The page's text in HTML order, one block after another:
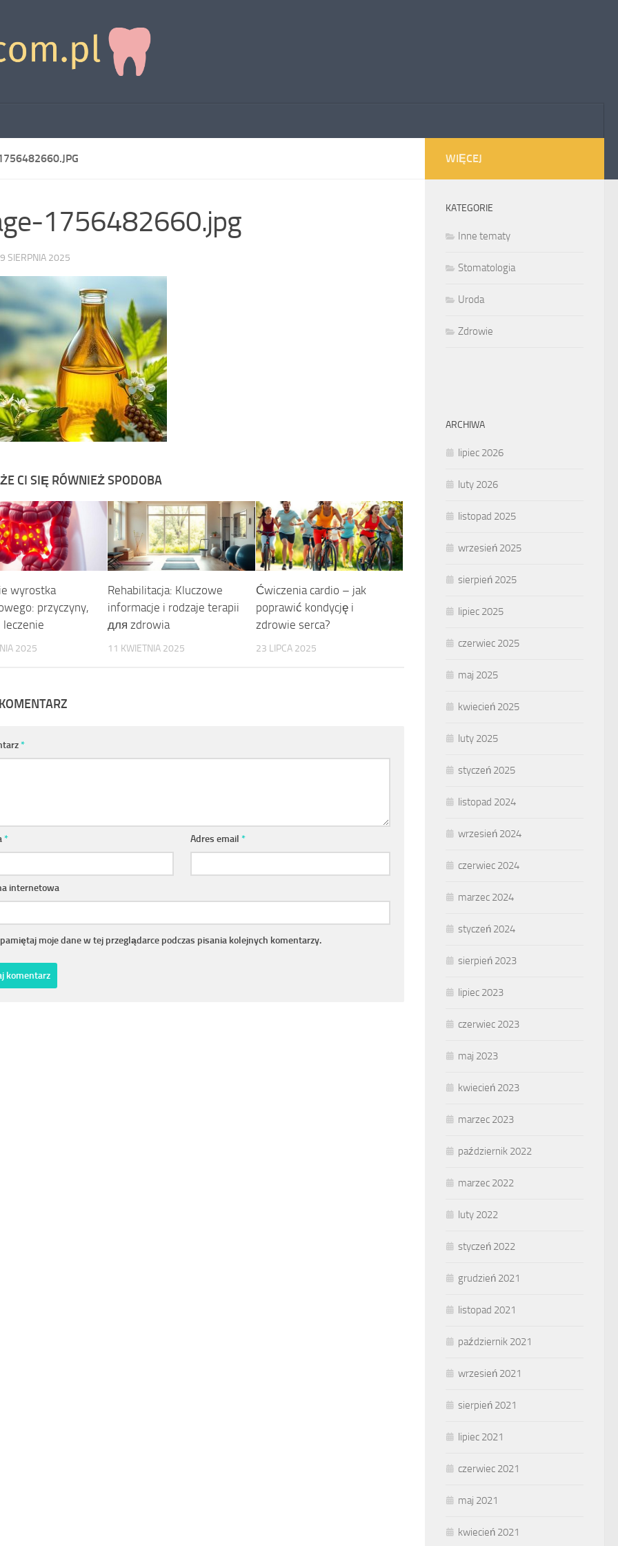
1756482660.jpg
SIERPNIA 2025
CI SIĘ RÓWNIEŻ SPODOBA
wyrostka
przyczyny,
2025
Rehabilitacja: Kluczowe
informacje i rodzaje terapii
для zdrowia
11 KWIETNIA 2025
Ćwiczenia cardio – jak
poprawić kondycję i
zdrowie serca?
23 LIPCA 2025
*
* Adres email*
internetowa
moje dane w tej przeglądarce podczas pisania kolejnych komentarzy.
WIĘCEJ
KATEGORIE
Inne tematy
Stomatologia
Uroda
Zdrowie
ARCHIWA
lipiec 2026
luty 2026
listopad 2025
wrzesień 2025
sierpień 2025
lipiec 2025
czerwiec 2025
maj 2025
kwiecień 2025
luty 2025
styczeń 2025
listopad 2024
wrzesień 2024
czerwiec 2024
marzec 2024
styczeń 2024
sierpień 2023
lipiec 2023
czerwiec 2023
maj 2023
kwiecień 2023
marzec 2023
październik 2022
marzec 2022
luty 2022
styczeń 2022
grudzień 2021
listopad 2021
październik 2021
wrzesień 2021
sierpień 2021
lipiec 2021
czerwiec 2021
maj 2021
kwiecień 2021